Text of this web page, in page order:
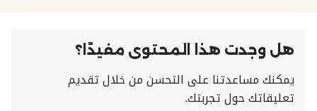
هل وجدت هذا المحتوى مفيدًا؟
يمكنك مساعدتنا على التحسن من خلال تقديم
تعليقاتك حول تجربتك.